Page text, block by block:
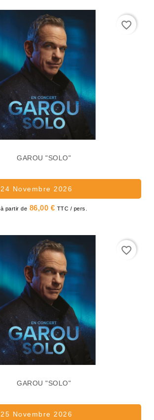
GAROU "SOLO"
24 Novembre 2026
Prix
à partir de 86,00 € TTC / pers.
favorite_border
GAROU "SOLO"
25 Novembre 2026
favorite_border